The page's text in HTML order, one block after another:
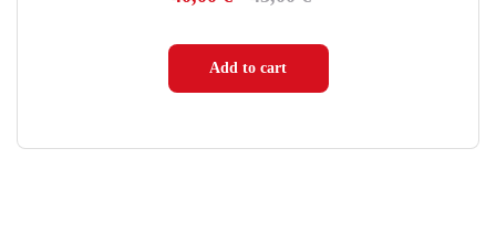
was:
45,00 €.
40,00 €.
Add to cart